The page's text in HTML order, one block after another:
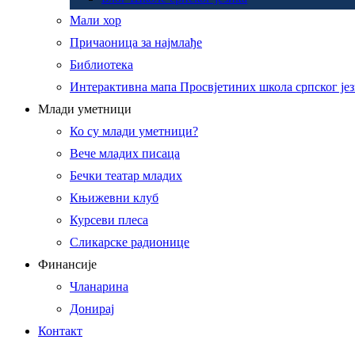
Мали хор
Причаоница за најмлађе
Библиотека
Интерактивна мапа Просвјетиних школа српског
Млади уметници
Ко су млади уметници?
Вече младих писаца
Бечки театар младих
Књижевни клуб
Курсеви плеса
Сликарске радионице
Финансије
Чланарина
Донирај
Контакт